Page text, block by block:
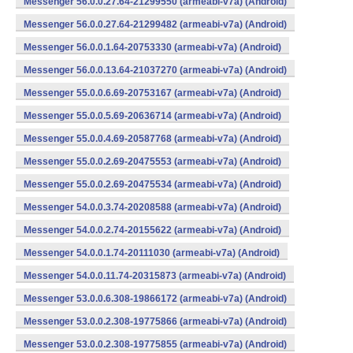
Messenger 56.0.0.27.64-21299482 (armeabi-v7a) (Android)
Messenger 56.0.0.1.64-20753330 (armeabi-v7a) (Android)
Messenger 56.0.0.13.64-21037270 (armeabi-v7a) (Android)
Messenger 55.0.0.6.69-20753167 (armeabi-v7a) (Android)
Messenger 55.0.0.5.69-20636714 (armeabi-v7a) (Android)
Messenger 55.0.0.4.69-20587768 (armeabi-v7a) (Android)
Messenger 55.0.0.2.69-20475553 (armeabi-v7a) (Android)
Messenger 55.0.0.2.69-20475534 (armeabi-v7a) (Android)
Messenger 54.0.0.3.74-20208588 (armeabi-v7a) (Android)
Messenger 54.0.0.2.74-20155622 (armeabi-v7a) (Android)
Messenger 54.0.0.1.74-20111030 (armeabi-v7a) (Android)
Messenger 54.0.0.11.74-20315873 (armeabi-v7a) (Android)
Messenger 53.0.0.6.308-19866172 (armeabi-v7a) (Android)
Messenger 53.0.0.2.308-19775866 (armeabi-v7a) (Android)
Messenger 53.0.0.2.308-19775855 (armeabi-v7a) (Android)